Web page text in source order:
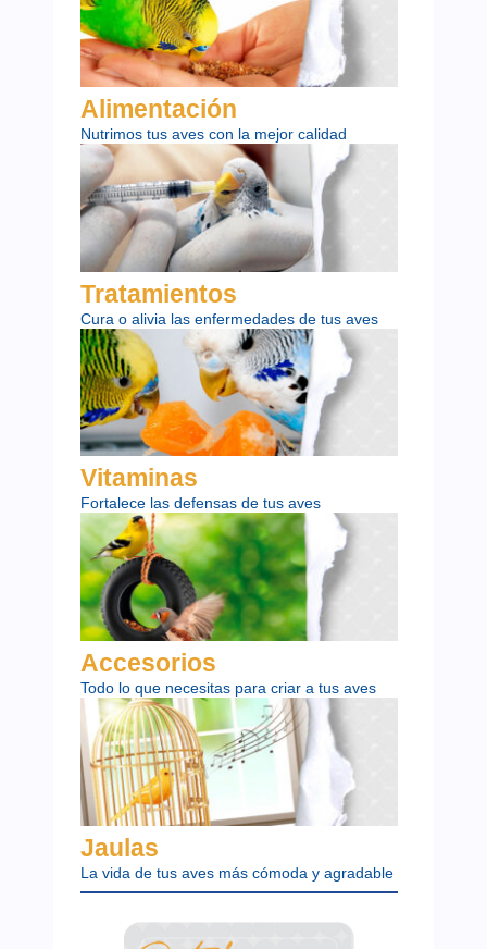
Alimentación
Nutrimos tus aves con la mejor calidad
Tratamientos
Cura o alivia las enfermedades de tus aves
Vitaminas
Fortalece las defensas de tus aves
Accesorios
Todo lo que necesitas para criar a tus aves
Jaulas
La vida de tus aves más cómoda y agradable